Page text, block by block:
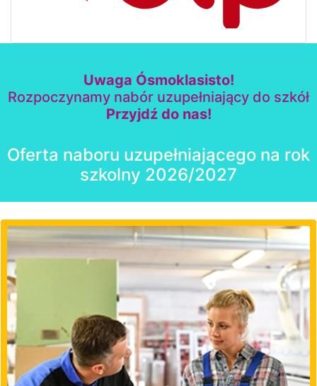
Uwaga Ósmoklasisto!
Rozpoczynamy nabór uzupełniający do szkół
Przyjdź do nas!
Oferta naboru uzupełniającego na rok
szkolny 2026/2027